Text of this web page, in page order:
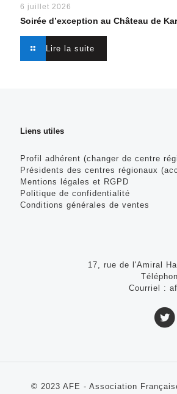
6 juillet 2026
Soirée d’exception au Château de
Lire la suite
Liens utiles
Profil adhérent (changer de centre
Présidents des centres régionaux
Mentions légales et RGPD
Politique de confidentialité
Conditions générales de ventes
17, rue de l'Amiral
Courriel :
© 2023 AFE - Association